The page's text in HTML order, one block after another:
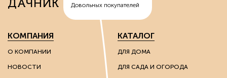
ДАЧНИК
Довольных покупателей
КОМПАНИЯ
О КОМПАНИИ
НОВОСТИ
КАТАЛОГ
ДЛЯ ДОМА
ДЛЯ САДА И ОГОРОДА